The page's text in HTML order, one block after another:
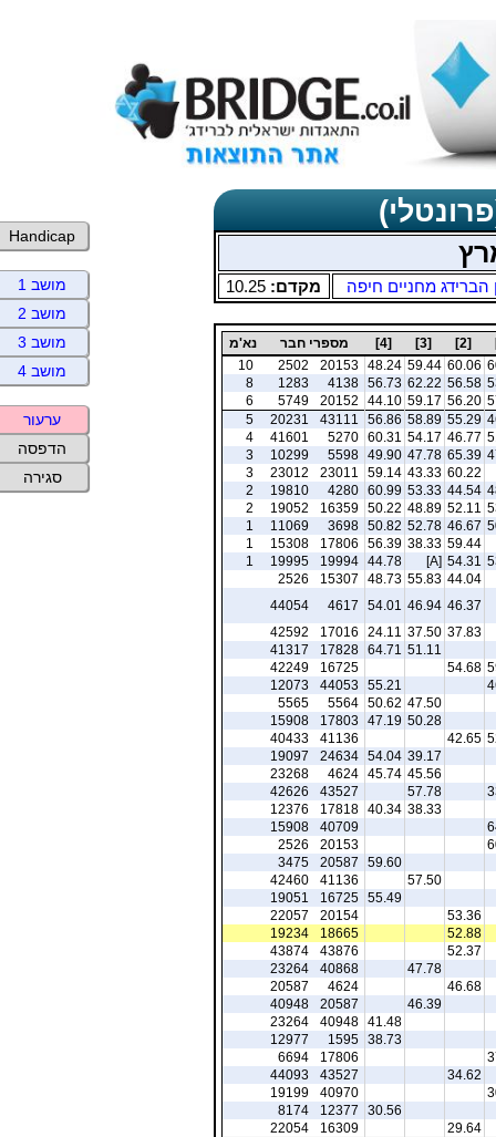
הברידג מחניים חיפה מקדם: 10.25
[2]
[3]
[4] מספרי חבר
נא'מ
60.06
59.44
48.24
20153
2502
10
56.58
62.22
56.73
4138
1283
8
56.20
59.17
44.10
20152
5749
6
55.29
58.89
56.86
43111
20231
5
46.77
54.17
60.31
5270
41601
4
65.39
47.78
49.90
5598
10299
3
60.22
43.33
59.14
23011
23012
3
44.54
53.33
60.99
4280
19810
2
52.11
48.89
50.22
16359
19052
2
46.67
52.78
50.82
3698
11069
1
59.44
38.33
56.39
17806
15308
1
54.31
[A]
44.78
19994
19995
1
44.04
55.83
48.73
15307
2526
46.37
46.94
54.01
4617
44054
37.83
37.50
24.11
17016
42592
51.11
64.71
17828
41317
54.68
16725
42249
55.21
44053
12073
47.50
50.62
5564
5565
50.28
47.19
17803
15908
42.65
41136
40433
39.17
54.04
24634
19097
45.56
45.74
4624
23268
57.78
43527
42626
38.33
40.34
17818
12376
40709
15908
20153
2526
59.60
20587
3475
57.50
41136
42460
55.49
16725
19051
53.36
20154
22057
52.88
18665
19234
52.37
43876
43874
47.78
40868
23264
46.68
4624
20587
46.39
20587
40948
41.48
40948
23264
38.73
1595
12977
17806
6694
34.62
43527
44093
40970
19199
30.56
12377
8174
29.64
16309
22054
Handicap
מושב 1
מושב 2
מושב 3
מושב 4
ערעור
הדפסה
סגירה